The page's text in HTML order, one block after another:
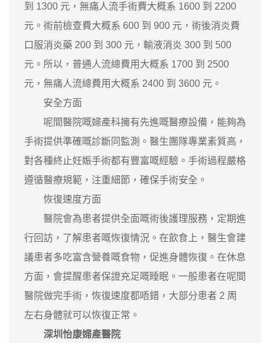
到 1300 元，無痛人流手術費大概系 1600 到 2200
元。術前檢查費大概系 600 到 900 元，術後消炎費
口服消炎藥 200 到 300 元，輸液消炎 300 到 500
元。所以，普通人流總費用大概系 1700 到 2500
元，無痛人流總費用大概系 2400 到 3600 元。
安全方面
呢間醫院嘅婦產科擁有先進嘅醫療設備，能夠為
手術提供準確嘅診斷同監測。醫生團隊專業素質高，
對各種終止妊娠手術都有豐富嘅經驗。手術過程嚴格
遵循醫療規範，注重細節，確保手術安全。
恢復速度方面
醫院會為患者提供全面嘅術後護理服務，定期進
行回訪，了解患者嘅恢復情況。在飲食上，醫生會建
議患者多吃富含營養嘅食物，促進身體恢復。在休息
方面，會提醒患者保證充足嘅睡眠。一般患者在呢間
醫院做完手術，恢復速度都唔錯，大部分患者 2 周
左右身體就可以恢復正常。
深圳怡康婦產醫院